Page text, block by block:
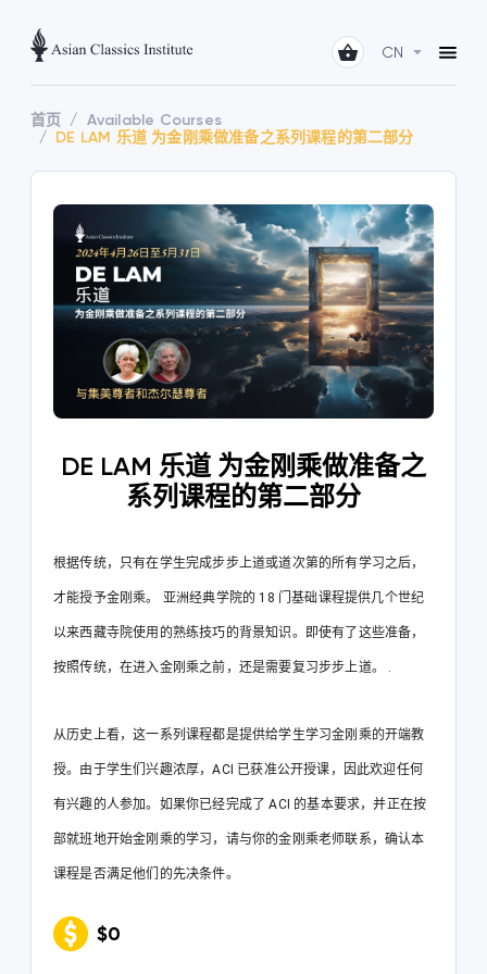
CN
首页
Available Courses
DE LAM 乐道 为金刚乘做准备之系列课程的第二部分
DE LAM 乐道 为金刚乘做准备之
系列课程的第二部分
根据传统，只有在学生完成步步上道或道次第的所有学习之后，
才能授予金刚乘。 亚洲经典学院的 18 门基础课程提供几个世纪
以来西藏寺院使用的熟练技巧的背景知识。即使有了这些准备，
按照传统，在进入金刚乘之前，还是需要复习步步上道。 .
从历史上看，这一系列课程都是提供给学生学习金刚乘的开端教
授。由于学生们兴趣浓厚，ACI 已获准公开授课，因此欢迎任何
有兴趣的人参加。如果你已经完成了 ACI 的基本要求，并正在按
部就班地开始金刚乘的学习，请与你的金刚乘老师联系，确认本
课程是否满足他们的先决条件。
$0